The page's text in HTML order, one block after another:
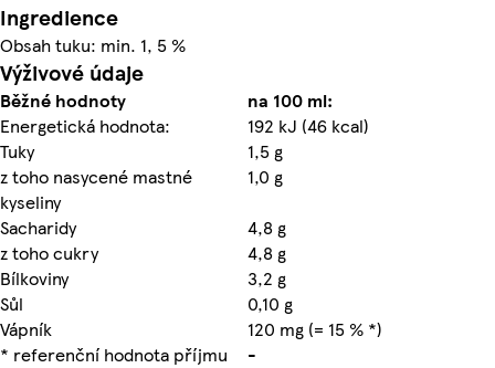
Ingredience
Obsah tuku: min. 1, 5 %
Výživové údaje
Běžné hodnoty
na 100 ml:
Energetická hodnota:
192 kJ (46 kcal)
Tuky
1,5 g
z toho nasycené mastné
kyseliny
1,0 g
Sacharidy
4,8 g
z toho cukry
4,8 g
Bílkoviny
3,2 g
Sůl
0,10 g
Vápník
120 mg (= 15 % *)
* referenční hodnota příjmu
-